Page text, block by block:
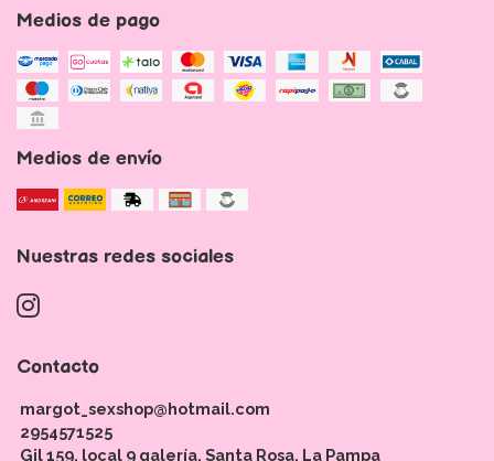
Medios de pago
Medios de envío
Nuestras redes sociales
Contacto
margot_sexshop@hotmail.com
2954571525
Gil 159, local 9 galería. Santa Rosa, La Pampa